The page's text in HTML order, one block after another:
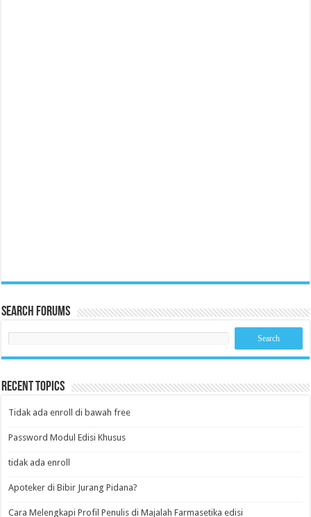
Search Forums
Recent Topics
Tidak ada enroll di bawah free
Password Modul Edisi Khusus
tidak ada enroll
Apoteker di Bibir Jurang Pidana?
Cara Melengkapi Profil Penulis di Majalah Farmasetika edisi